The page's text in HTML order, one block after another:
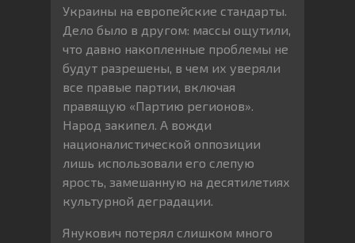
Украины на европейские стандарты.
Дело было в другом: массы ощутили,
что давно накопленные проблемы не
будут разрешены, в чем их уверяли
все правые партии, включая
правящую «Партию регионов».
Народ закипел. А вожди
националистической оппозиции
лишь использовали его слепую
ярость, замешанную на десятилетиях
культурной деградации.
Янукович потерял слишком много